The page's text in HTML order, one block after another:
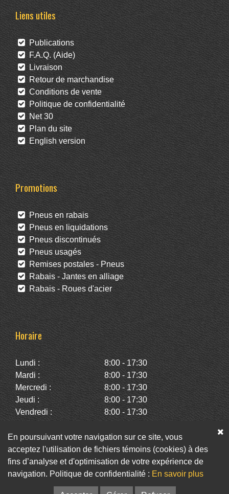
Liens utiles
Publications
F.A.Q. (Aide)
Livraison
Retour de marchandise
Conditions de vente
Politique de confidentialité
Net 30
Plan du site
English version
Promotions
Pneus en rabais
Pneus en liquidations
Pneus discontinués
Pneus usagés
Remises postales - Pneus
Rabais - Jantes en alliage
Rabais - Roues d'acier
Horaire
Lundi :
8:00 - 17:30
Mardi :
8:00 - 17:30
Mercredi :
8:00 - 17:30
Jeudi :
8:00 - 17:30
Vendredi :
8:00 - 17:30
Dimanche :
Fermé
Facebook Twitter Infolettre
En poursuivant votre navigation sur ce site, vous
acceptez l'utilisation de fichiers témoins (cookies) à des
fins d’analyse et d'optimisation de votre expérience de
navigation. Politique de confidentialité : En savoir plus